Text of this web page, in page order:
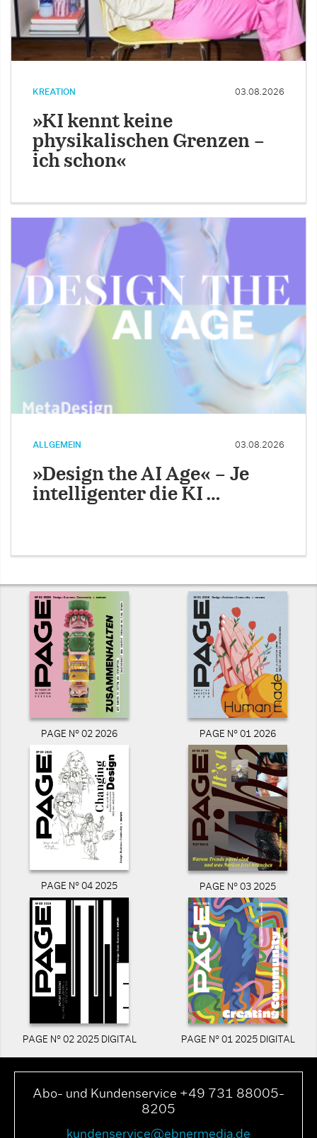
KREATION 03.08.2026
»KI kennt keine
physikalischen Grenzen –
ich schon«
ALLGEMEIN 03.08.2026
»Design the AI Age« – Je
intelligenter die KI …
PAGE N° 02 2026 PAGE N° 01 2026
PAGE N° 04 2025 PAGE N° 03 2025
PAGE N° 02 2025 DIGITAL PAGE N° 01 2025 DIGITAL
Abo- und Kundenservice +49 731 88005-
8205
kundenservice@ebnermedia.de